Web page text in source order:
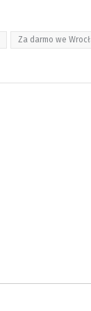
Za darmo we